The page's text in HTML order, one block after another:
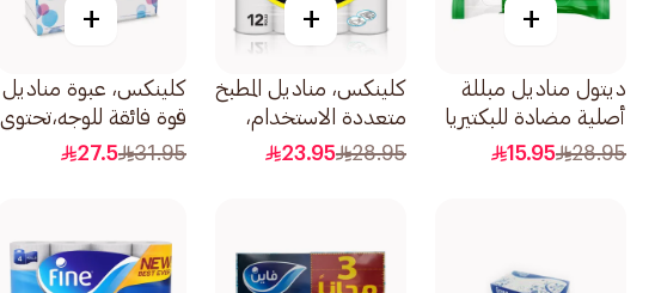
+
ديتول مناديل مبللة
أصلية مضادة للبكتيريا
20قطعة
28.95
15.95
+
كلينكس، مناديل المطبخ
متعددة الاستخدام،
تحتوي العبوة على
28.95
23.95
+
كلينكس، عبوة مناديل
قوة فائقة للوجه،تحتوي
على 10علبة
31.95
27.5